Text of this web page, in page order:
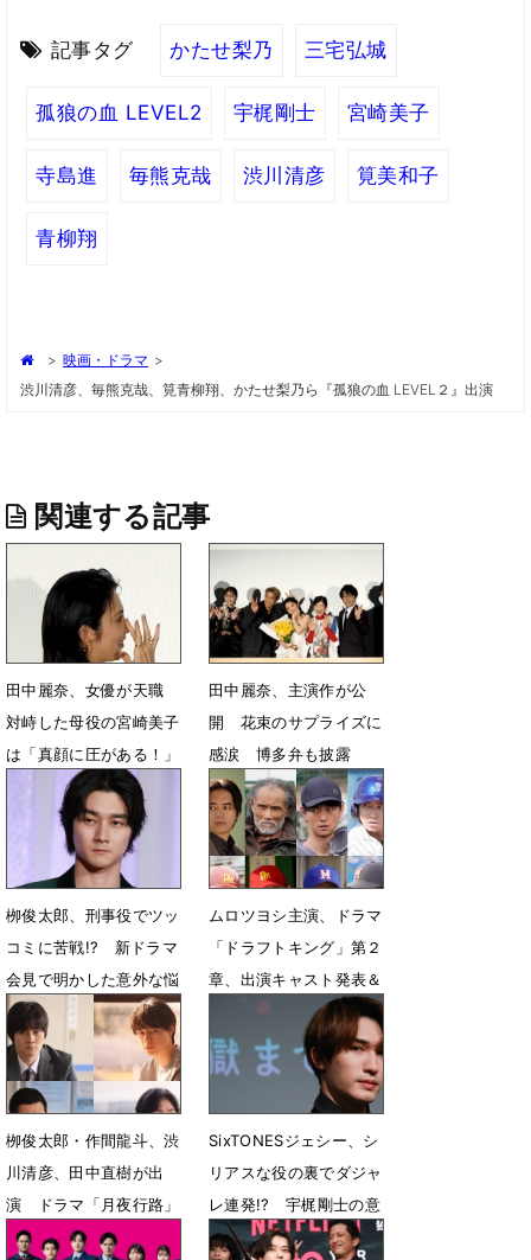
記事タグ かたせ梨乃 三宅弘城
孤狼の血 LEVEL2 宇梶剛士 宮崎美子
寺島進 毎熊克哉 渋川清彦 筧美和子
青柳翔
> 映画・ドラマ >
渋川清彦、毎熊克哉、筧青柳翔、かたせ梨乃ら『孤狼の血 LEVEL２』出演
関連する記事
田中麗奈、女優が天職
対峙した母役の宮崎美子
は「真顔に圧がある！」
4月5日 05時16分
田中麗奈、主演作が公
開 花束のサプライズに
感涙 博多弁も披露
4月4日 21時04分
栁俊太郎、刑事役でツッ
コミに苦戦!? 新ドラマ
会見で明かした意外な悩
み
4月1日 06時00分
ムロツヨシ主演、ドラマ
「ドラフトキング」第２
章、出演キャスト発表＆
特報映像公開
3月15日 12時25分
栁俊太郎・作間龍斗、渋
川清彦、田中直樹が出
演 ドラマ「月夜行路」
追加キャスト発表
SixTONESジェシー、シ
リアスな役の裏でダジャ
レ連発!? 宇梶剛士の意
外な素顔も暴露